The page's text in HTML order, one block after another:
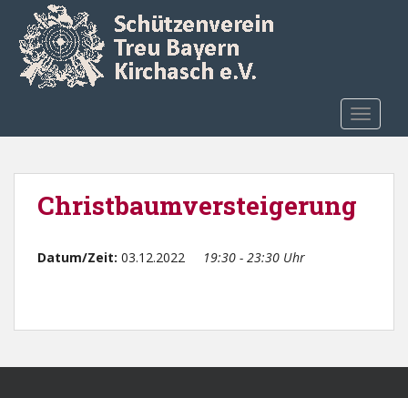
Skip to main content
Christbaumversteigerung
Datum/Zeit: 03.12.2022 19:30 - 23:30 Uhr